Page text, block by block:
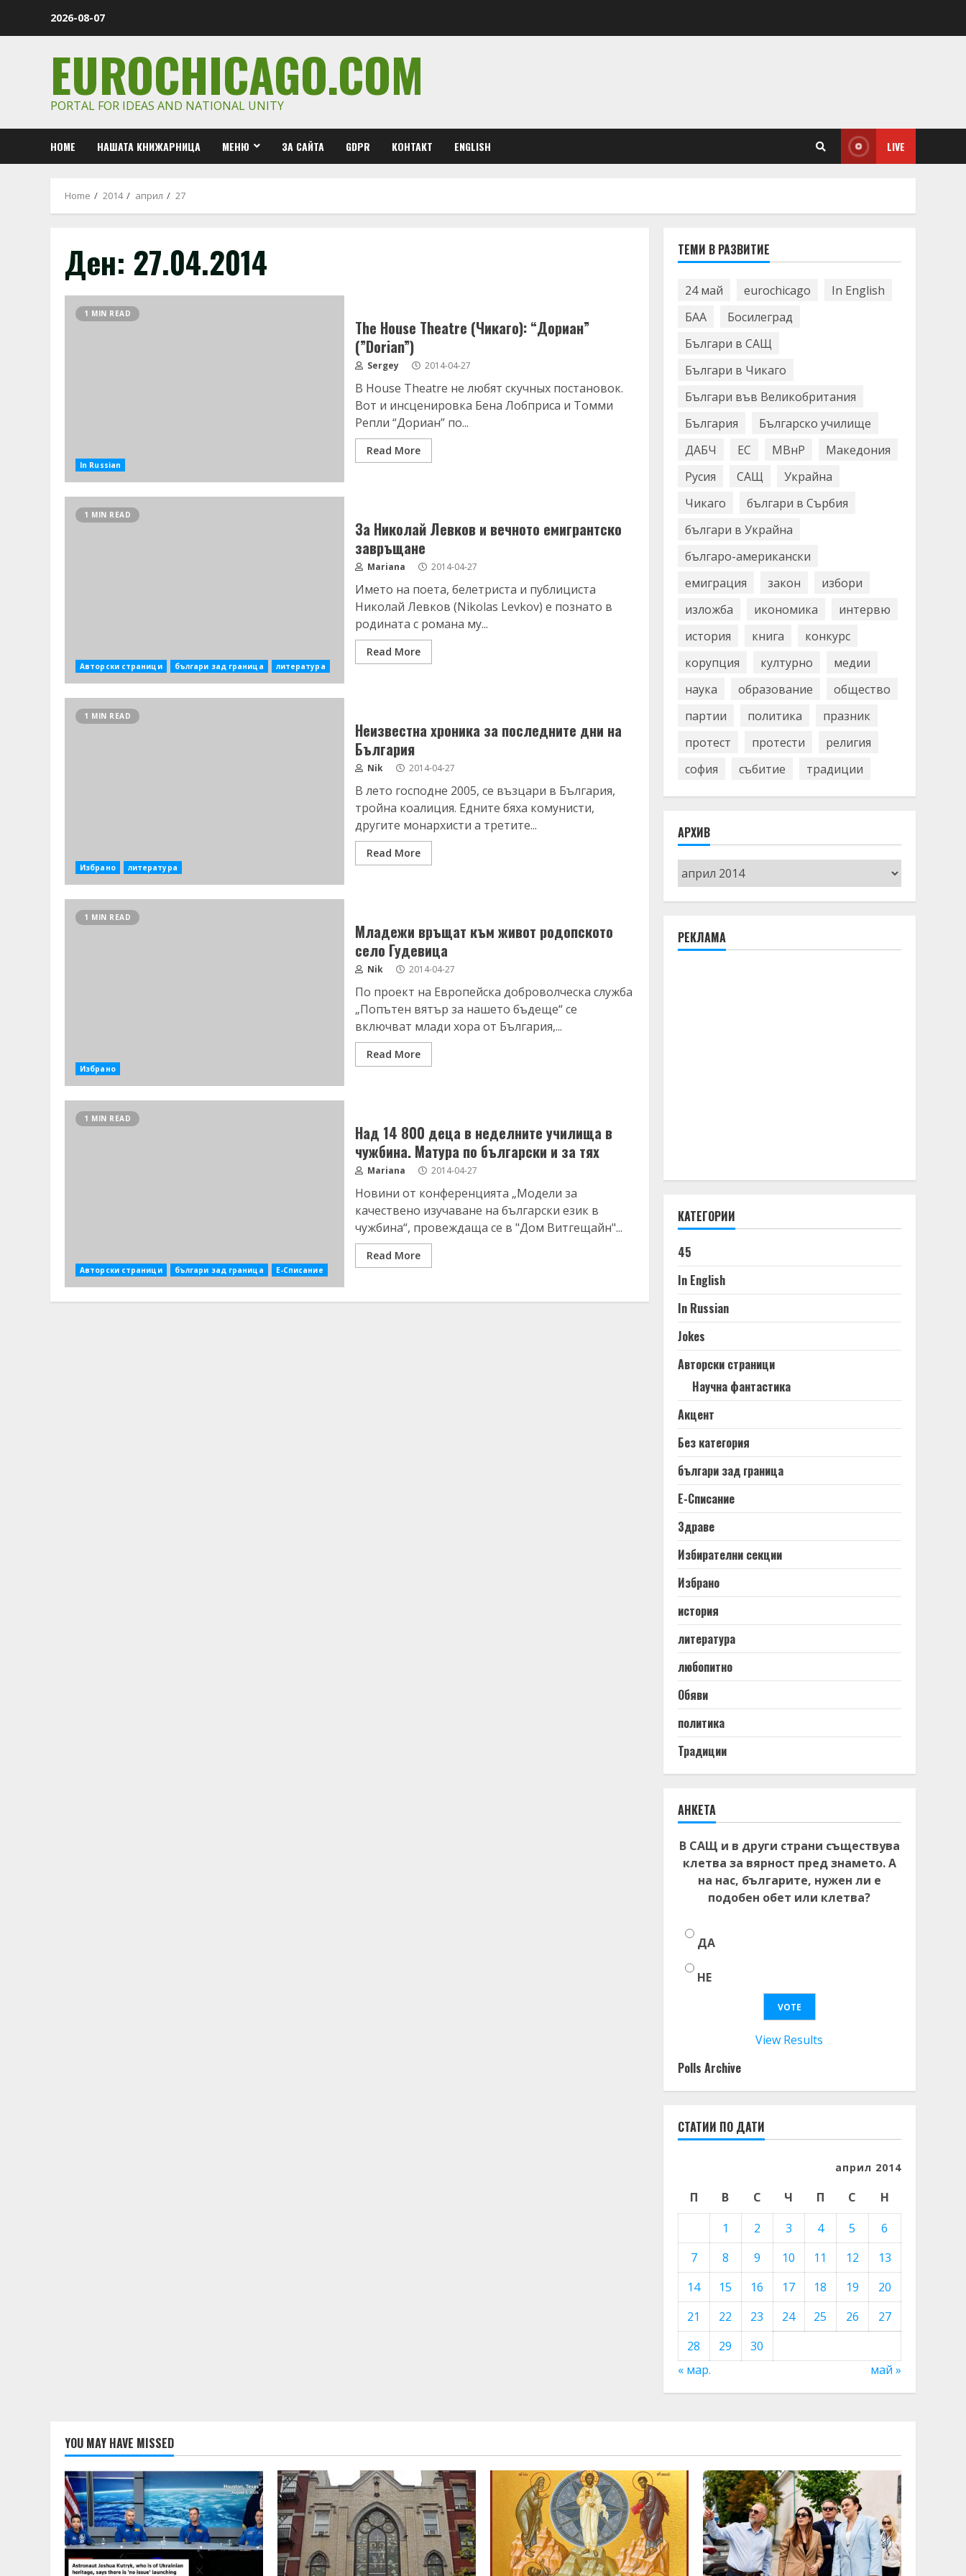
2026-08-07
EUROCHICAGO.COM
PORTAL FOR IDEAS AND NATIONAL UNITY
HOME НАШАТА КНИЖАРНИЦА МЕНЮ ЗА САЙТА GDPR КОНТАКТ ENGLISH LIVE
Home 2014 април 27
Ден: 27.04.2014
1 MIN READ
In Russian
The House Theatre (Чикаго): “Дориан”
(”Dorian”)
Sergey 2014-04-27
В House Theatre не любят скучных постановок.
Вот и инсценировка Бена Лобприса и Томми
Репли “Дориан” по...
Read More
1 MIN READ
Авторски страници българи зад граница литература
За Николай Левков и вечното емигрантско
завръщане
Mariana 2014-04-27
Името на поета, белетриста и публициста
Николай Левков (Nikolas Levkov) е познато в
родината с романа му...
Read More
1 MIN READ
Избрано литература
Неизвестна хроника за последните дни на
България
Nik 2014-04-27
В лето господне 2005, се възцари в България,
тройна коалиция. Едните бяха комунисти,
другите монархисти а третите...
Read More
1 MIN READ
Избрано
Младежи връщат към живот родопското
село Гудевица
Nik 2014-04-27
По проект на Европейска доброволческа служба
„Попътен вятър за нашето бъдеще“ се
включват млади хора от България,...
Read More
1 MIN READ
Авторски страници българи зад граница Е-Списание
Над 14 800 деца в неделните училища в
чужбина. Матура по български и за тях
Mariana 2014-04-27
Новини от конференцията „Модели за
качествено изучаване на български език в
чужбина“, провеждаща се в "Дом Витгещайн"...
Read More
ТЕМИ В РАЗВИТИЕ
24 май eurochicago
In English
БАА
Босилеград
Българи в САЩ
Българи в Чикаго
Българи във Великобритания
България
Българско училище
ДАБЧ
ЕС МВнР
Македония
Русия
САЩ
Украйна
Чикаго
българи в Сърбия
българи в Украйна
българо-американски
емиграция
закон
избори
изложба
икономика
интервю
история
книга
конкурс
корупция
културно
медии
наука
образование
общество
партии
политика
празник
протест
протести
религия
софия
събитие традиции
АРХИВ
Архив
РЕКЛАМА
КАТЕГОРИИ
45
In English
In Russian
Jokes
Авторски страници
Научна фантастика
Акцент
Без категория
българи зад граница
Е-Списание
Здраве
Избирателни секции
Избрано
история
литература
любопитно
Обяви
политика
Традиции
АНКЕТА
В САЩ и в други страни съществува
клетва за вярност пред знамето. А
на нас, българите, нужен ли е
подобен обет или клетва?
ДА
НЕ
View Results
Polls Archive
СТАТИИ ПО ДАТИ
април 2014
П В С Ч П С
Н
1
2 3 4 5
6
7
8 9 10 11 12
13
14
15 16 17 18 19
20
21
22 23 24 25 26
27
28
29
30
« мар.
май »
YOU MAY HAVE MISSED